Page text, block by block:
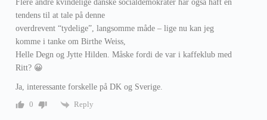
Flere andre kvindelige danske socialdemokrater har også haft en
tendens til at tale på denne
overdrevent “tydelige”, langsomme måde – lige nu kan jeg
komme i tanke om Birthe Weiss,
Helle Degn og Jytte Hilden. Måske fordi de var i kaffeklub med
Ritt? 😀
Ja, interessante forskelle på DK og Sverige.
0
Reply